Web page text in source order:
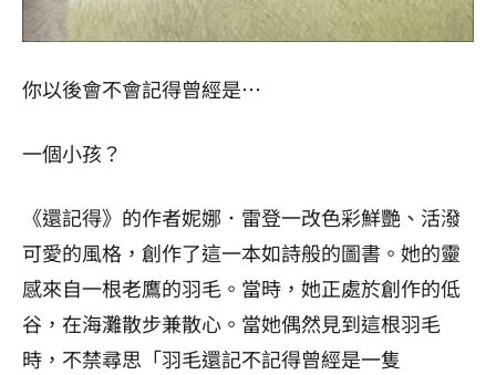
你以後會不會記得曾經是⋯
一個小孩？
《還記得》的作者妮娜．雷登一改色彩鮮艷、活潑
可愛的風格，創作了這一本如詩般的圖書。她的靈
感來自一根老鷹的羽毛。當時，她正處於創作的低
谷，在海灘散步兼散心。當她偶然見到這根羽毛
時，不禁尋思「羽毛還記不記得曾經是一隻